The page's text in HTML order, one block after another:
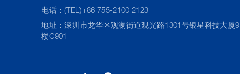
电话：(TEL)+86 755-2100 2123
地址：深圳市龙华区观澜街道观光路1301号银星科技大厦9
楼C901